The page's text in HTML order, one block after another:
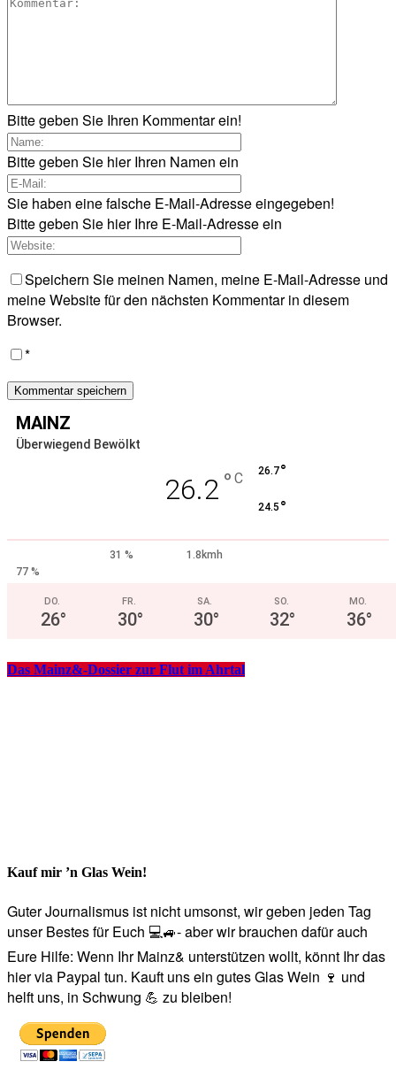
Bitte geben Sie Ihren Kommentar ein!
Bitte geben Sie hier Ihren Namen ein
Sie haben eine falsche E-Mail-Adresse eingegeben!
Bitte geben Sie hier Ihre E-Mail-Adresse ein
Speichern Sie meinen Namen, meine E-Mail-Adresse und
meine Website für den nächsten Kommentar in diesem
Browser.
*
MAINZ
Überwiegend Bewölkt
26.2 ° C 26.7°
24.5 °
31 %
1.8kmh
77 %
DO.
26°
FR.
30°
SA.
30°
SO.
32°
MO.
36°
Das Mainz&-Dossier zur Flut im Ahrtal
Kauf mir ’n Glas Wein!
Guter Journalismus ist nicht umsonst, wir geben jeden Tag
unser Bestes für Euch 💻🚙- aber wir brauchen dafür auch
Eure Hilfe: Wenn Ihr Mainz& unterstützen wollt, könnt Ihr das
hier via Paypal tun. Kauft uns ein gutes Glas Wein 🍷 und
helft uns, in Schwung 💪 zu bleiben!